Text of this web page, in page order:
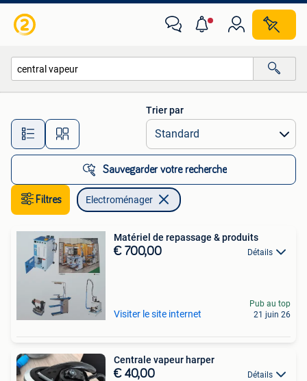
Toutes les distances…
Trier par
Sauvegarder votre recherche
Filtres Electroménager
Matériel de repassage & produits
€ 700,00 Détails
Visiter le site internet
Pub au top
21 juin 26
Centrale vapeur harper
€ 40,00 Détails